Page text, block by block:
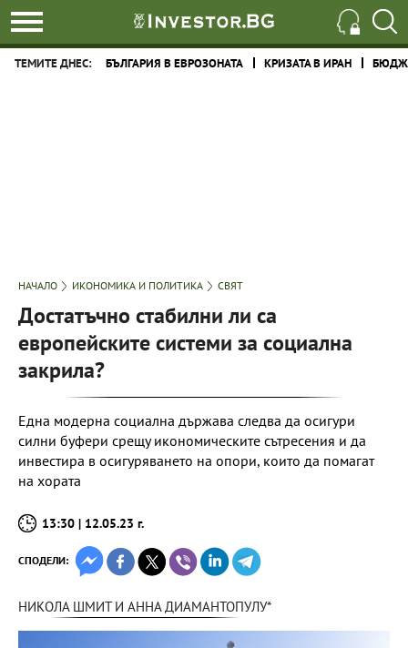
ТЕМИТЕ ДНЕС: БЪЛГАРИЯ В ЕВРОЗОНАТА КРИЗАТА В ИРАН
НАЧАЛО ИКОНОМИКА И ПОЛИТИКА СВЯТ
Достатъчно стабилни ли са
европейските системи за социална
закрила?
Една модерна социална държава следва да осигури
силни буфери срещу икономическите сътресения и да
инвестира в осигуряването на опори, които да помагат
на хората
13:30 | 12.05.23 г.
СПОДЕЛИ:
НИКОЛА ШМИТ И АННА ДИАМАНТОПУЛУ*